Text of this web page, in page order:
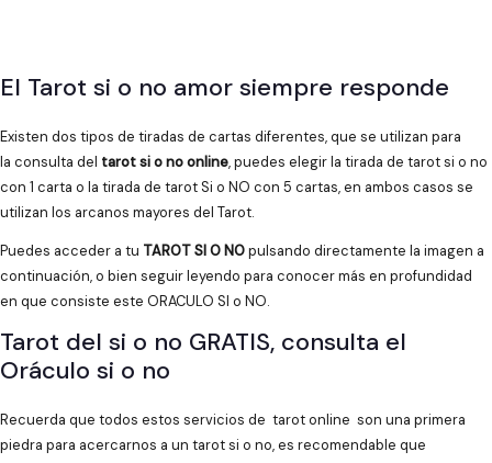
El Tarot si o no amor siempre responde
Existen dos tipos de tiradas de cartas diferentes, que se utilizan para
la consulta del tarot si o no online, puedes elegir la tirada de tarot si o no
con 1 carta o la tirada de tarot Si o NO con 5 cartas, en ambos casos se
utilizan los arcanos mayores del Tarot.
Puedes acceder a tu TAROT SI O NOpulsando directamente la imagen a
continuación, o bien seguir leyendo para conocer más en profundidad
en que consiste este ORACULO SI o NO.
Tarot del si o no GRATIS, consulta el
Oráculo si o no
Recuerda que todos estos servicios de tarot online son una primera
piedra para acercarnos a un tarot si o no, es recomendable que